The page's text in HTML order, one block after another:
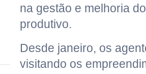
na gestão e melhoria
produtivo.
Desde janeiro, os
visitando os